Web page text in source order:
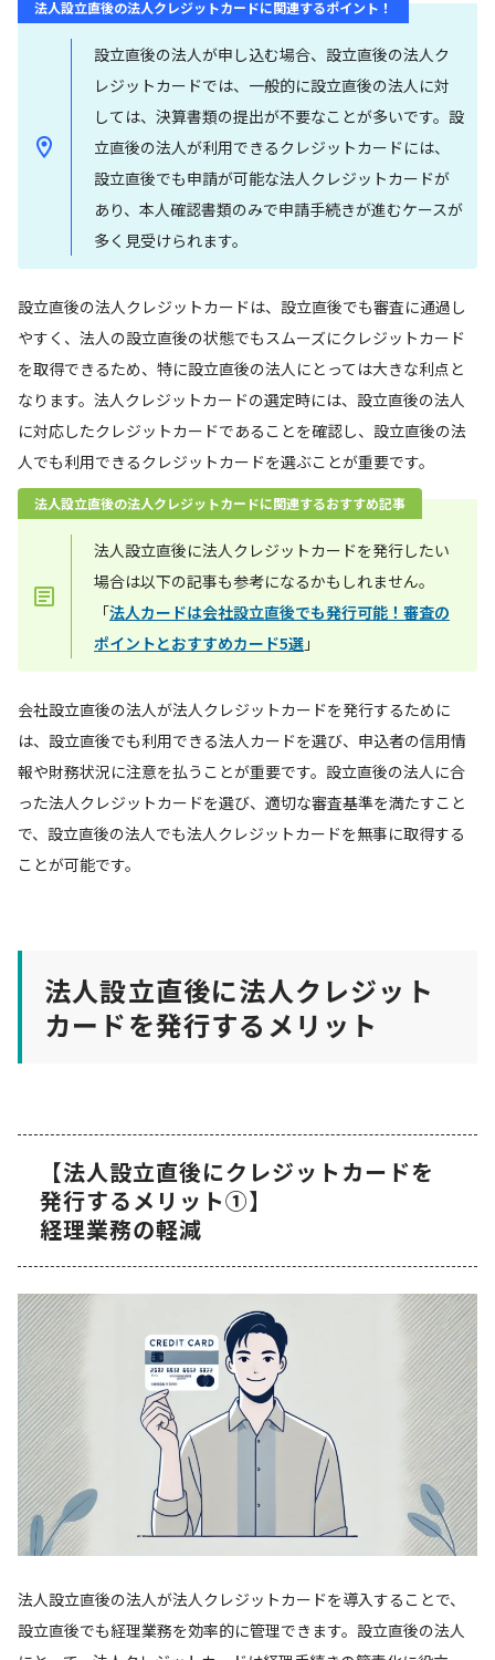
法人設立直後の法人クレジットカードに関連するポイント！
設立直後の法人が申し込む場合、設立直後の法人ク
レジットカードでは、一般的に設立直後の法人に対
しては、決算書類の提出が不要なことが多いです。設
立直後の法人が利用できるクレジットカードには、
設立直後でも申請が可能な法人クレジットカードが
あり、本人確認書類のみで申請手続きが進むケースが
多く見受けられます。
設立直後の法人クレジットカードは、設立直後でも審査に通過し
やすく、法人の設立直後の状態でもスムーズにクレジットカード
を取得できるため、特に設立直後の法人にとっては大きな利点と
なります。法人クレジットカードの選定時には、設立直後の法人
に対応したクレジットカードであることを確認し、設立直後の法
人でも利用できるクレジットカードを選ぶことが重要です。
法人設立直後の法人クレジットカードに関連するおすすめ記事
法人設立直後に法人クレジットカードを発行したい
場合は以下の記事も参考になるかもしれません。
「法人カードは会社設立直後でも発行可能！審査の
ポイントとおすすめカード5選 」
会社設立直後の法人が法人クレジットカードを発行するために
は、設立直後でも利用できる法人カードを選び、申込者の信用情
報や財務状況に注意を払うことが重要です。設立直後の法人に合
った法人クレジットカードを選び、適切な審査基準を満たすこと
で、設立直後の法人でも法人クレジットカードを無事に取得する
ことが可能です。
法人設立直後に法人クレジット
カードを発行するメリット
【法人設立直後にクレジットカードを
発行するメリット①】
経理業務の軽減
法人設立直後の法人が法人クレジットカードを導入することで、
設立直後でも経理業務を効率的に管理できます。設立直後の法人